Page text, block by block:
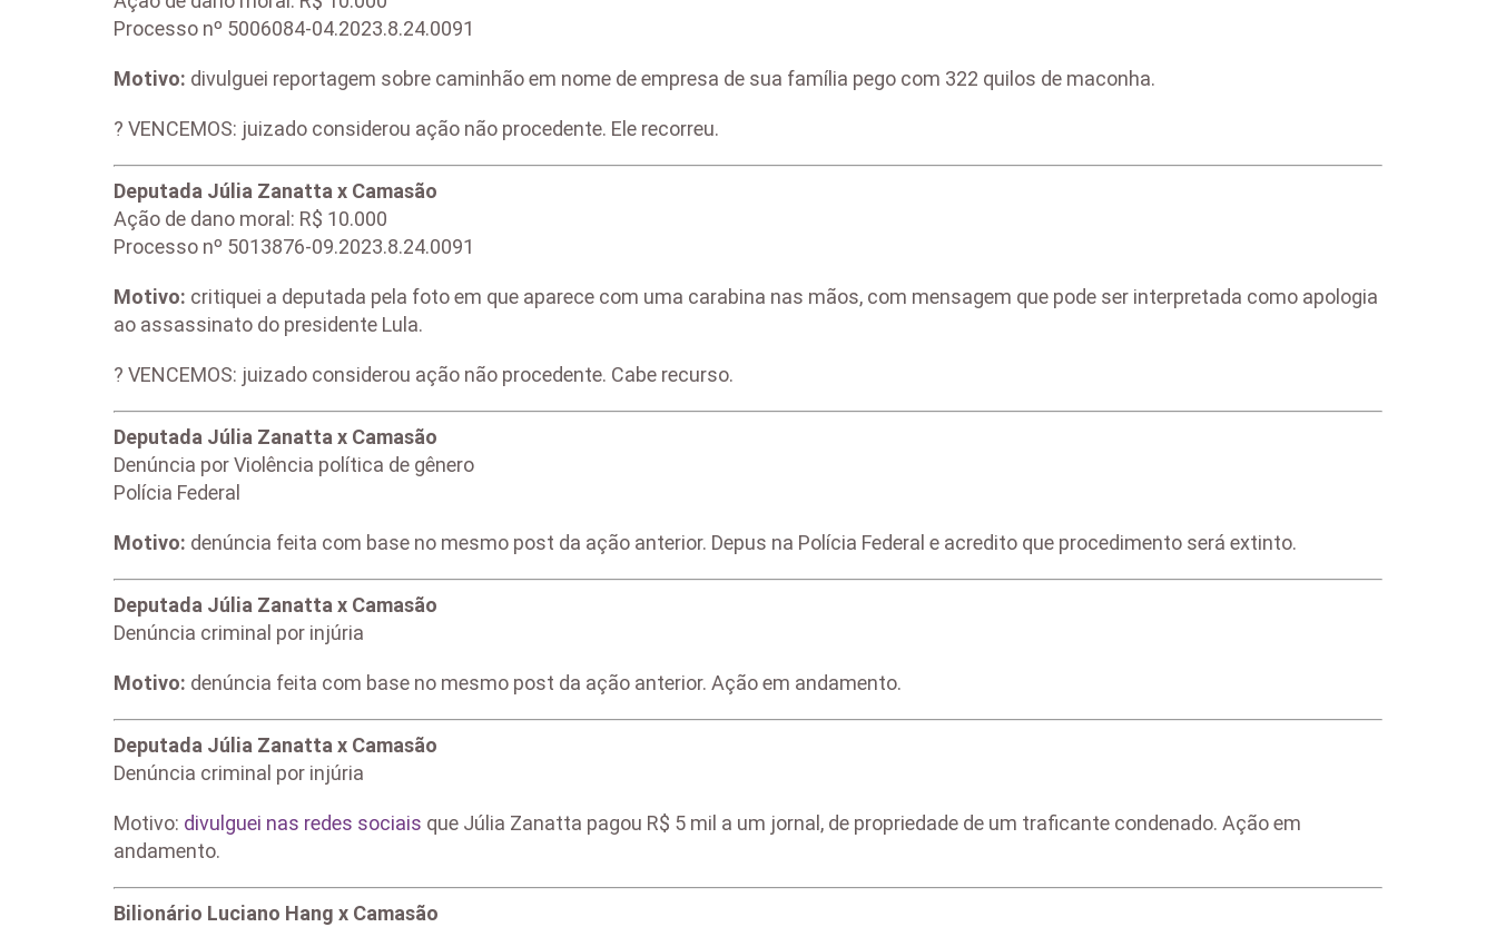
Processo nº 5006084-04.2023.8.24.0091
Motivo: divulguei reportagem sobre caminhão em nome de empresa de sua família pego com 322 quilos de maconha.
? VENCEMOS: juizado considerou ação não procedente. Ele recorreu.
Deputada Júlia Zanatta x Camasão
Ação de dano moral: R$ 10.000
Processo nº 5013876-09.2023.8.24.0091
Motivo: critiquei a deputada pela foto em que aparece com uma carabina nas mãos, com mensagem que pode ser interpretada como apologia
ao assassinato do presidente Lula.
? VENCEMOS: juizado considerou ação não procedente. Cabe recurso.
Deputada Júlia Zanatta x Camasão
Denúncia por Violência política de gênero
Polícia Federal
Motivo: denúncia feita com base no mesmo post da ação anterior. Depus na Polícia Federal e acredito que procedimento será extinto.
Deputada Júlia Zanatta x Camasão
Denúncia criminal por injúria
Motivo: denúncia feita com base no mesmo post da ação anterior. Ação em andamento.
Deputada Júlia Zanatta x Camasão
Denúncia criminal por injúria
Motivo: divulguei nas redes sociais que Júlia Zanatta pagou R$ 5 mil a um jornal, de propriedade de um traficante condenado. Ação em
andamento.
Bilionário Luciano Hang x Camasão